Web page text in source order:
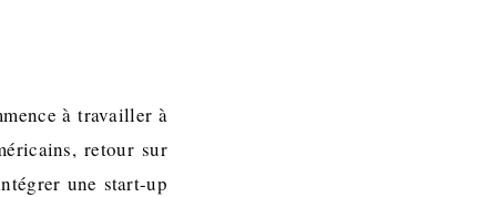
à travailler à
retour sur
une start-up